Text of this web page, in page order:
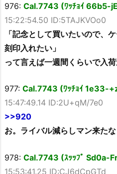
976: Cal.7743 (ﾜｯﾁｮｲ 66b5-
15:22:54.50 ID:5TAJKVOo0
「記念として買いたいので、
刻印入れたい」
って言えば一週間くらいで入
977: Cal.7743 (ﾜｯﾁｮｲ 1e33-
15:47:49.14 ID:2U+qM/7e0
>>920
お。ライバル減らしマン来たな
978: Cal.7743 (ｽｯｯﾌﾟ Sd0a-
15:53:41.25 ID:CJ6dCpGTd